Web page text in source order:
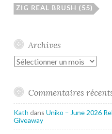
ZIG REAL BRUSH (55)
Archives
Archives
Commentaires
Kath dans Uniko – June 2026
Giveaway